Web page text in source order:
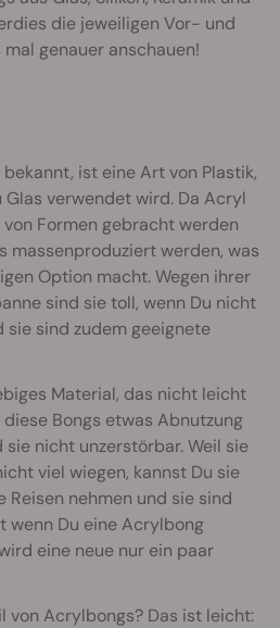
die jeweiligen Vor- und
genauer anschauen!
ist eine Art von Plastik,
verwendet wird. Da Acryl
Formen gebracht werden
massenproduziert werden, was
Option macht. Wegen ihrer
sind sie toll, wenn Du nicht
sind zudem geeignete
Material, das nicht leicht
Bongs etwas Abnutzung
nicht unzerstörbar. Weil sie
viel wiegen, kannst Du sie
nehmen und sie sind
wenn Du eine Acrylbong
eine neue nur ein paar
von Acrylbongs? Das ist leicht: